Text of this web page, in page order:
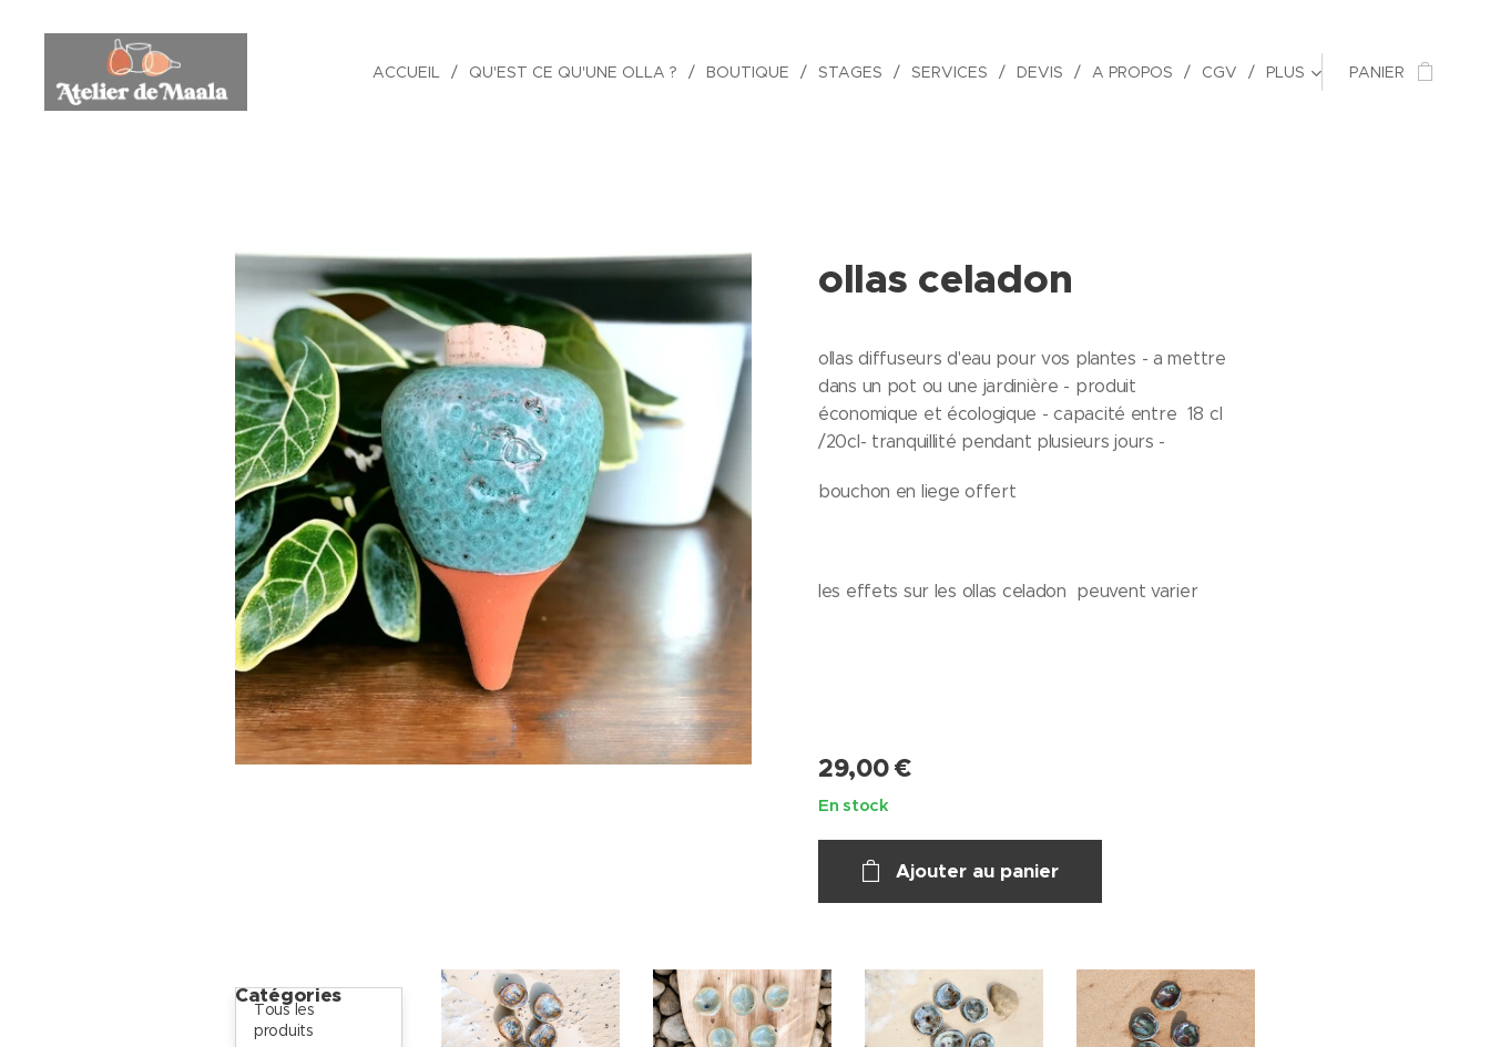
ACCUEIL QU'EST CE QU'UNE OLLA ? BOUTIQUE STAGES SERVICES DEVIS A PROPOS CGV PLUS PANIER
ollas celadon
ollas diffuseurs d'eau pour vos plantes - a mettre
dans un pot ou une jardinière - produit
économique et écologique - capacité entre 18 cl
/20cl- tranquillité pendant plusieurs jours -
bouchon en liege offert
les effets sur les ollas celadon peuvent varier
29,00€
En stock
Ajouter au panier
Catégories
Tous les
produits